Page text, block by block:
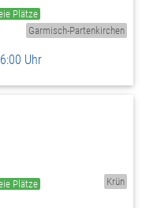
Plätze
Garmisch-Partenkirchen
Uhr
Plätze Krün